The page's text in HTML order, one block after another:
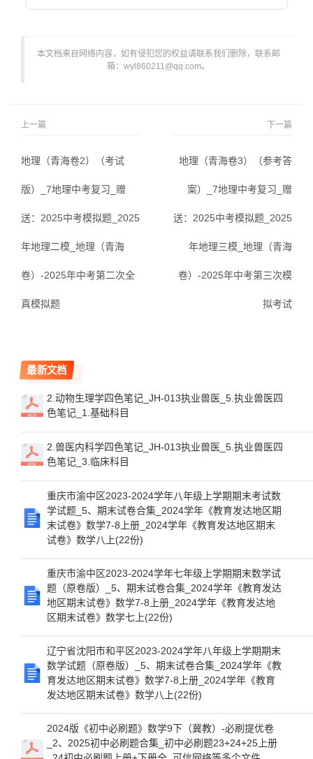
本文档来自网络内容，如有侵犯您的权益请联系我们删除，联系邮
箱：wyl860211@qq.com。
上一篇
地理（青海卷2）（考试
版）_7地理中考复习_赠
送：2025中考模拟题_2025
年地理二模_地理（青海
卷）-2025年中考第二次全
真模拟题
下一篇
地理（青海卷3）（参考答
案）_7地理中考复习_赠
送：2025中考模拟题_2025
年地理三模_地理（青海
卷）-2025年中考第三次模
拟考试
最新文档
2.动物生理学四色笔记_JH-013执业兽医_5.执业兽医四
色笔记_1.基础科目
2.兽医内科学四色笔记_JH-013执业兽医_5.执业兽医四
色笔记_3.临床科目
重庆市渝中区2023-2024学年八年级上学期期末考试数
学试题_5、期末试卷合集_2024学年《教育发达地区期
末试卷》数学7-8上册_2024学年《教育发达地区期末
试卷》数学八上(22份)
重庆市渝中区2023-2024学年七年级上学期期末数学试
题（原卷版）_5、期末试卷合集_2024学年《教育发达
地区期末试卷》数学7-8上册_2024学年《教育发达地
区期末试卷》数学七上(22份)
辽宁省沈阳市和平区2023-2024学年八年级上学期期末
数学试题（原卷版）_5、期末试卷合集_2024学年《教
育发达地区期末试卷》数学7-8上册_2024学年《教育
发达地区期末试卷》数学八上(22份)
2024版《初中必刷题》数学9下（冀教）-必刷提优卷
_2、2025初中必刷题合集_初中必刷题23+24+25上册